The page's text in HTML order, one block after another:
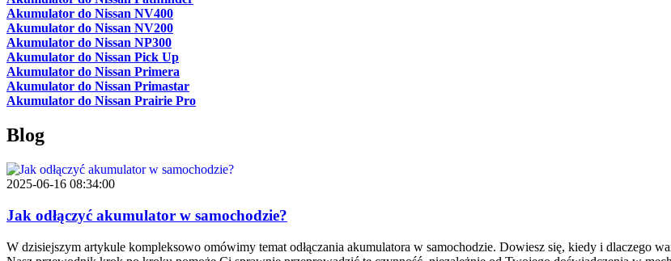
Akumulator do Nissan NV400
Akumulator do Nissan NV200
Akumulator do Nissan NP300
Akumulator do Nissan Pick Up
Akumulator do Nissan Primera
Akumulator do Nissan Primastar
Akumulator do Nissan Prairie Pro
Blog
2025-06-16 08:34:00
Jak odłączyć akumulator w samochodzie?
W dzisiejszym artykule kompleksowo omówimy temat odłączania akumulatora w samochodzie. Dowiesz się, kiedy i dlaczego